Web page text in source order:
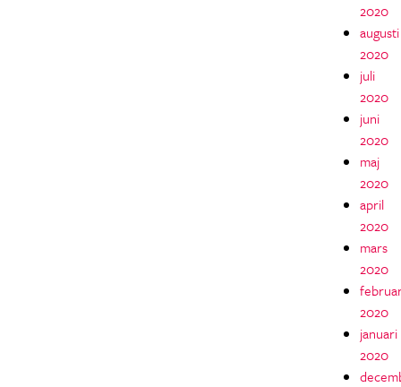
2020
augusti
2020
juli
2020
juni
2020
maj
2020
april
2020
mars
2020
2020
januari
2020